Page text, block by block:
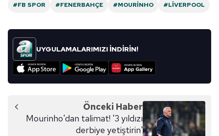
#FB SPOR #FENERBAHÇE #MOURINHO #LIVERPOOL
UYGULAMALARIMIZI İNDİRİN!
Önceki Haber
Mourinho'dan talimat! '3 yıldızı
derbiye yetiştirin'